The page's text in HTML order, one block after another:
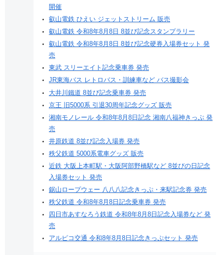
開催
叡山電鉄 ひえい ジェットストリーム 販売
叡山電鉄 令和8年8月8日 8並び記念スタンプラリー
叡山電鉄 令和8年8月8日 8並び記念硬券入場券セット 発
売
東武 スリーエイト記念乗車券 発売
JR東海バス レトロバス・訓練車など バス撮影会
大井川鐵道 8並び記念乗車券 発売
京王 旧5000系 引退30周年記念グッズ 販売
湘南モノレール 令和8年8月8日記念 湘南八福神きっぷ 発
売
井原鉄道 8並び記念入場券 発売
秩父鉄道 5000系電車グッズ 販売
近鉄 大阪上本町駅・大阪阿部野橋駅など 8並びの日記念
入場券セット 発売
鋸山ロープウェー 八八八記念きっぷ・来駅記念券 発売
秩父鉄道 令和8年8月8日記念乗車券 発売
四日市あすなろう鉄道 令和8年8月8日記念入場券など 発
売
アルピコ交通 令和8年8月8日記念きっぷセット 発売